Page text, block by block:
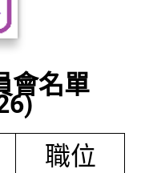
會名單
職位